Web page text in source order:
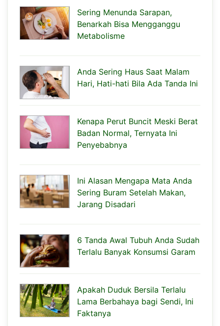
Sering Menunda Sarapan,
Benarkah Bisa Mengganggu
Metabolisme
Anda Sering Haus Saat Malam
Hari, Hati-hati Bila Ada Tanda Ini
Kenapa Perut Buncit Meski Berat
Badan Normal, Ternyata Ini
Penyebabnya
Ini Alasan Mengapa Mata Anda
Sering Buram Setelah Makan,
Jarang Disadari
6 Tanda Awal Tubuh Anda Sudah
Terlalu Banyak Konsumsi Garam
Apakah Duduk Bersila Terlalu
Lama Berbahaya bagi Sendi, Ini
Faktanya